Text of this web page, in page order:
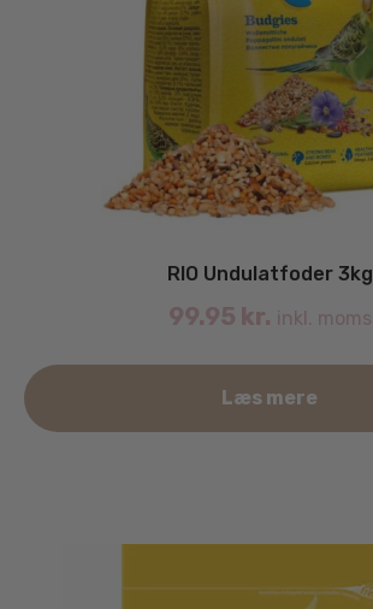
RIO Undulatfoder 3kg
99.95 kr. inkl. moms
Læs mere